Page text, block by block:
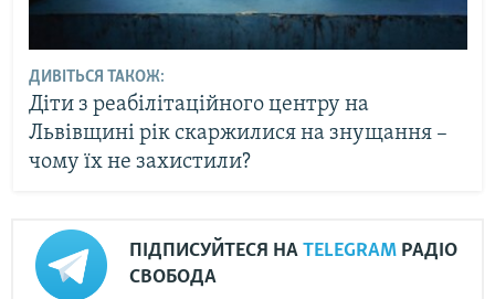
ДИВІТЬСЯ ТАКОЖ:
Діти з реабілітаційного центру на
Львівщині рік скаржилися на знущання –
чому їх не захистили?
ПІДПИСУЙТЕСЯ НА TELEGRAM РАДІО
СВОБОДА